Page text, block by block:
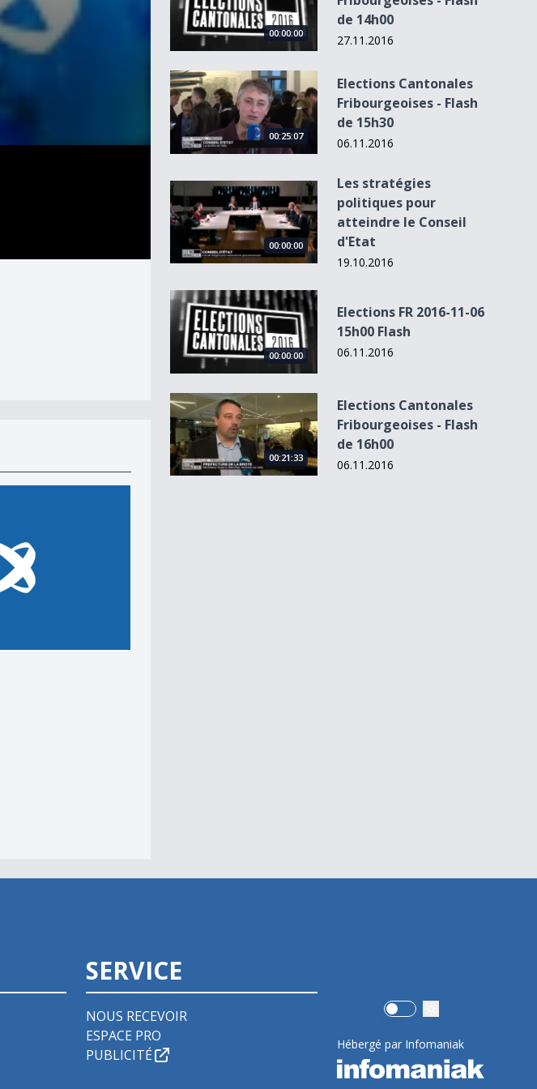
00:00:00
de 14h00
27.11.2016
Elections Cantonales Fribourgeoises - Flash de 15h30
00:25:07
Elections Cantonales
Fribourgeoises - Flash
de 15h30
06.11.2016
Les stratégies politiques pour atteindre le Conseil
00:00:00
Les stratégies
politiques pour
atteindre le Conseil
d'Etat
19.10.2016
Elections FR 2016-11-06 15h00 Flash
00:00:00
Elections FR 2016-11-06
15h00 Flash
06.11.2016
Elections Cantonales Fribourgeoises - Flash de 16h00
00:21:33
Elections Cantonales
Fribourgeoises - Flash
de 16h00
06.11.2016
SERVICE
NOUS RECEVOIR
ESPACE PRO
PUBLICITÉ
Use setting
Hébergé par Infomaniak